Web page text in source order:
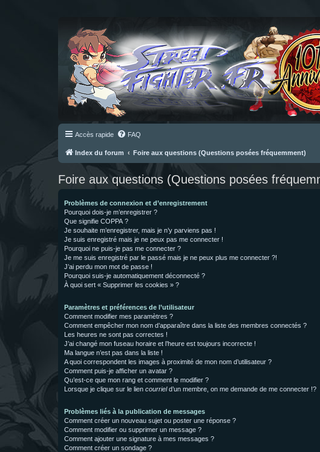
Accès rapide FAQ
Index du forum Foire aux questions (Questions posées fréquemment)
Foire aux questions (Questions posées
Problèmes de connexion et d’enregistrement
Pourquoi dois-je m’enregistrer ?
Que signifie COPPA ?
Je souhaite m’enregistrer, mais je n’y parviens pas !
Je suis enregistré mais je ne peux pas me connecter !
Pourquoi ne puis-je pas me connecter ?
Je me suis enregistré par le passé mais je ne peux plus me connecter ?!
J’ai perdu mon mot de passe !
Pourquoi suis-je automatiquement déconnecté ?
À quoi sert « Supprimer les cookies » ?
Paramètres et préférences de l’utilisateur
Comment modifier mes paramètres ?
Comment empêcher mon nom d’apparaître dans la liste des membres connectés ?
Les heures ne sont pas correctes !
J’ai changé mon fuseau horaire et l’heure est toujours incorrecte !
Ma langue n’est pas dans la liste !
A quoi correspondent les images à proximité de mon nom d’utilisateur ?
Comment puis-je afficher un avatar ?
Qu’est-ce que mon rang et comment le modifier ?
Lorsque je clique sur le lien courrield’un membre, on me demande de me connecter !?
Problèmes liés à la publication de messages
Comment créer un nouveau sujet ou poster une réponse ?
Comment modifier ou supprimer un message ?
Comment ajouter une signature à mes messages ?
Comment créer un sondage ?